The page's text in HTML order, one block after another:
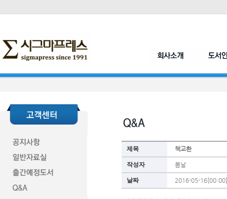
제목 책교환
작성자 봄날
날짜 2016-05-16[00:00]